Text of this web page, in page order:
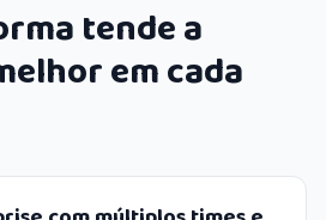
tende a
em cada